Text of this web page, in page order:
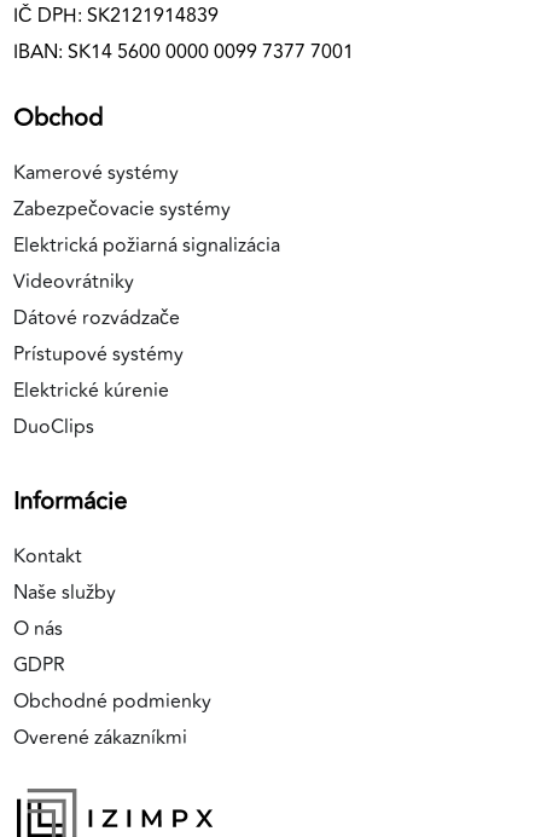
IČ DPH: SK2121914839
IBAN: SK14 5600 0000 0099 7377 7001
Obchod
Kamerové systémy
Zabezpečovacie systémy
Elektrická požiarná signalizácia
Videovrátniky
Dátové rozvádzače
Prístupové systémy
Elektrické kúrenie
DuoClips
Informácie
Kontakt
Naše služby
O nás
GDPR
Obchodné podmienky
Overené zákazníkmi